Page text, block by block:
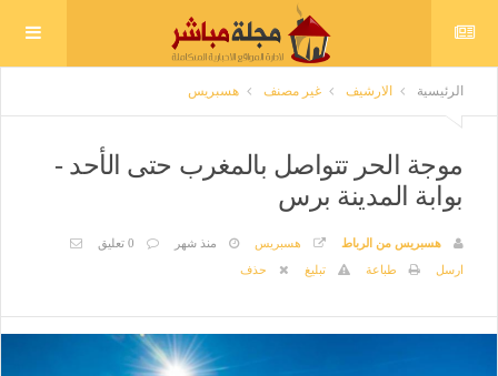
الرئيسية الارشيف غير مصنف هسبريس
موجة الحر تتواصل بالمغرب حتى الأحد -
بوابة المدينة برس
هسبريس من الرباط هسبريس منذ شهر
0 تعليق
ارسل
طباعة تبليغ حذف